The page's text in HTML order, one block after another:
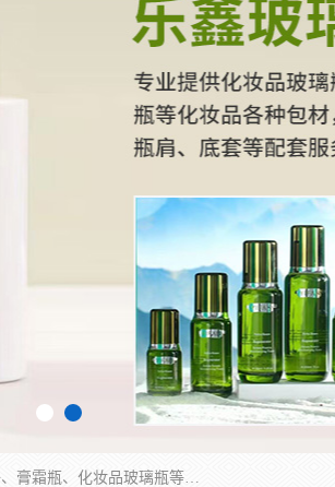
广州乐鑫玻璃制品有限公司是一家专业从事化妆品瓶子、化妆品玻璃瓶子、膏霜瓶、化妆品玻璃瓶等产品的集开发研制、生产、销售于一体的实业型玻璃制品生产企业。产品从设计、开模、试样、生产、蒙砂、抛光、喷涂、高低温单色及多色印刷，烫金（银）到交货实现一条龙服务。